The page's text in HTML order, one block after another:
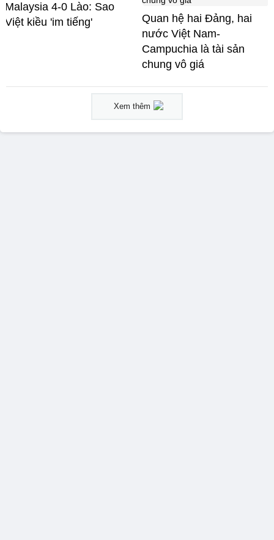
Malaysia 4-0 Lào: Sao
Việt kiều 'im tiếng'
Quan hệ hai Đảng, hai
nước Việt Nam-
Campuchia là tài sản
chung vô giá ​
Xem thêm